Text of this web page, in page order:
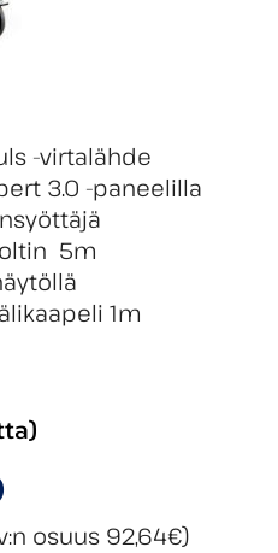
-virtalähde
3.0 -paneelilla
5m
1m
osuus 92,64€)